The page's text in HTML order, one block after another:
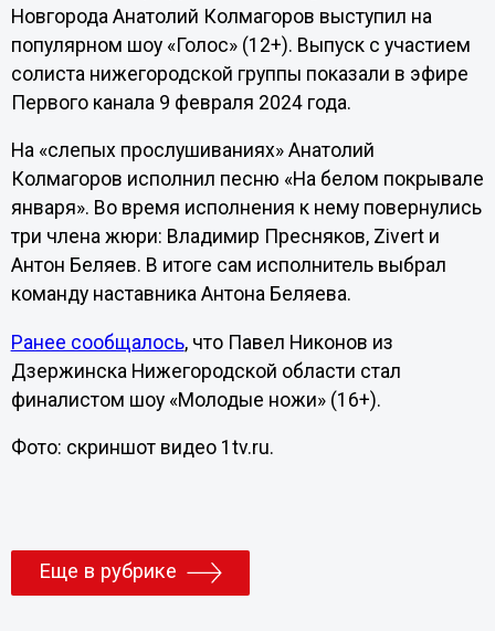
Новгорода Анатолий Колмагоров выступил на
популярном шоу «Голос» (12+). Выпуск с участием
солиста нижегородской группы показали в эфире
Первого канала 9 февраля 2024 года.
На «слепых прослушиваниях» Анатолий
Колмагоров исполнил песню «На белом покрывале
января». Во время исполнения к нему повернулись
три члена жюри: Владимир Пресняков, Zivert и
Антон Беляев. В итоге сам исполнитель выбрал
команду наставника Антона Беляева.
Ранее сообщалось, что Павел Никонов из
Дзержинска Нижегородской области стал
финалистом шоу «Молодые ножи» (16+).
Фото: скриншот видео 1tv.ru.
Еще в рубрике